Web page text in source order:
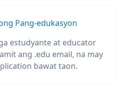
Pang-edukasyon
estudyante at educator
ang .edu email, na may
bawat taon.